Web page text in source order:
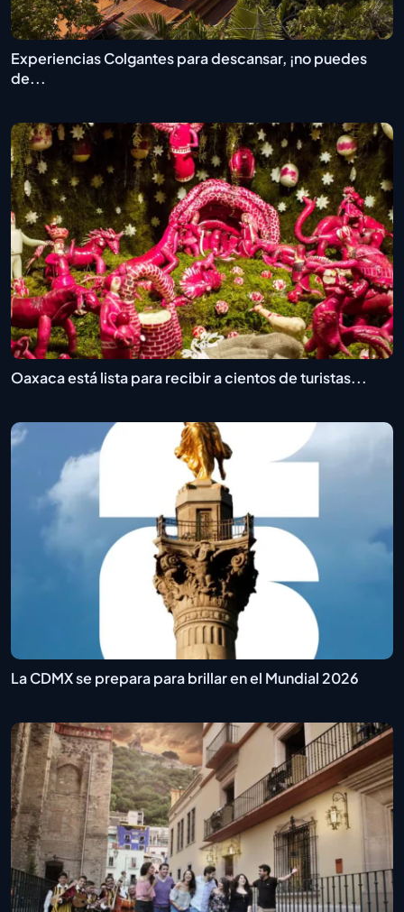
Experiencias Colgantes para descansar, ¡no puedes
de...
Oaxaca está lista para recibir a cientos de turistas...
La CDMX se prepara para brillar en el Mundial 2026